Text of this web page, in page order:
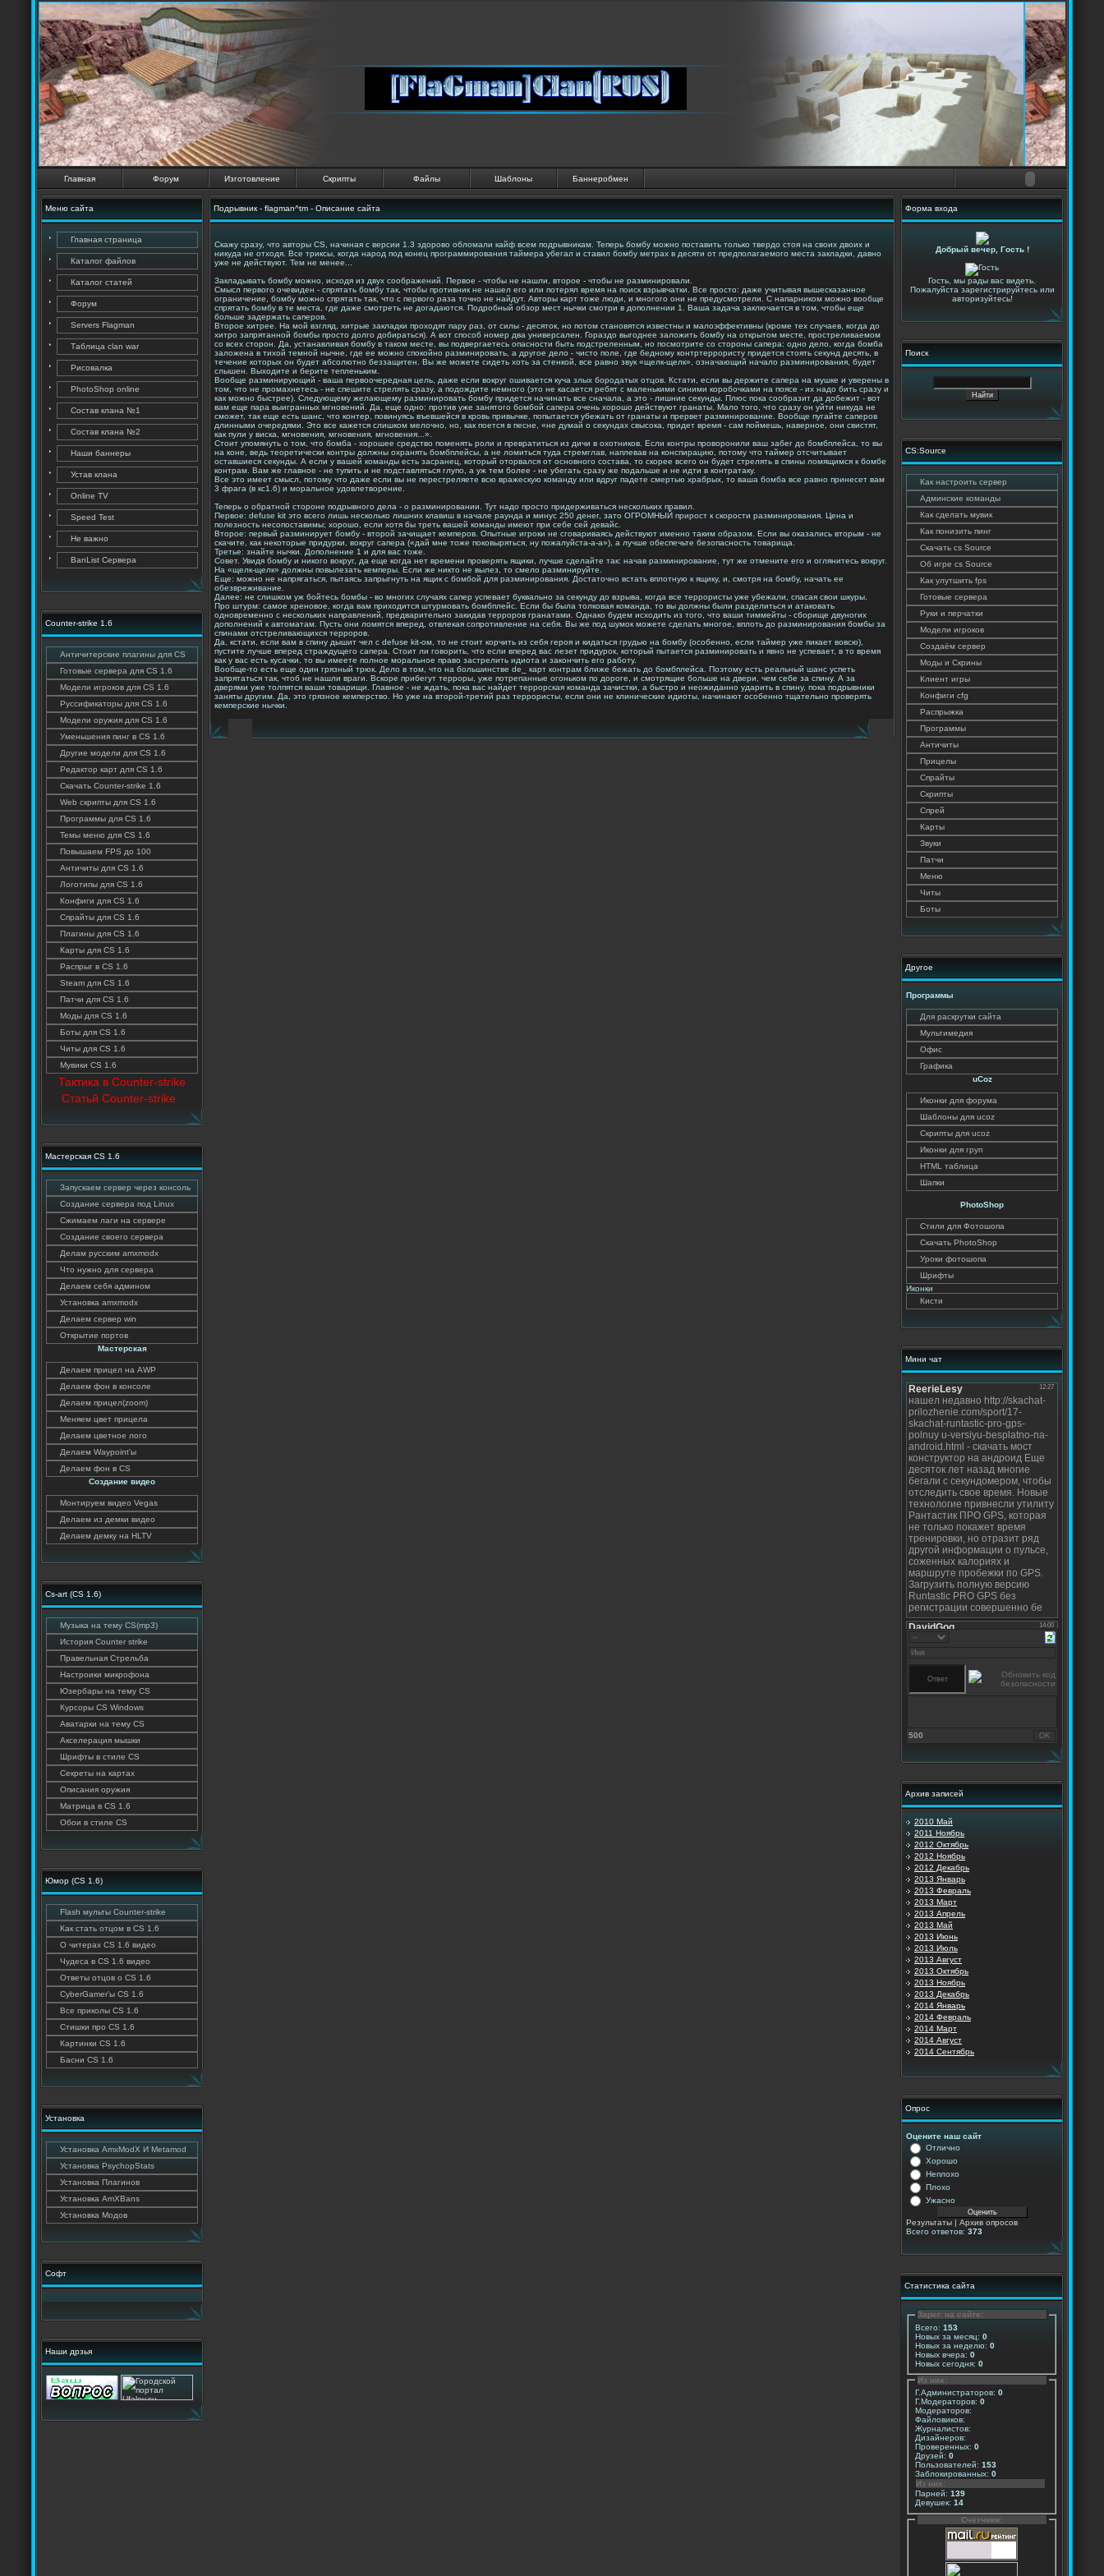
Главная Форум Изготовление Скрипты Файлы Шаблоны Баннеробмен
Меню сайта
Главная страница
Каталог файлов
Каталог статей
Форум
Servers Flagman
Таблица clan war
Рисовалка
PhotoShop online
Состав клана №1
Состав клана №2
Наши баннеры
Устав клана
Online TV
Speed Test
Не важно
BanList Сервера
Counter-strike 1.6
Античитерские плагины для CS
Готовые сервера для CS 1.6
Модели игроков для CS 1.6
Руссификаторы для CS 1.6
Модели оружия для CS 1.6
Уменьшения пинг в CS 1.6
Другие модели для CS 1.6
Редактор карт для CS 1.6
Скачать Counter-strike 1.6
Web скрипты для CS 1.6
Программы для CS 1.6
Темы меню для CS 1.6
Повышаем FPS до 100
Античиты для CS 1.6
Логотипы для CS 1.6
Конфиги для CS 1.6
Спрайты для CS 1.6
Плагины для CS 1.6
Карты для CS 1.6
Распрыг в CS 1.6
Steam для CS 1.6
Патчи для CS 1.6
Моды для CS 1.6
Боты для CS 1.6
Читы для CS 1.6
Мувики CS 1.6
Тактика в Counter-strike
Статьй Counter-strike
Мастерская CS 1.6
Запускаем сервер через консоль
Создание сервера под Linux
Сжимаем лаги на сервере
Создание своего сервера
Делам русским amxmodx
Что нужно для сервера
Делаем себя админом
Установка amxmodx
Делаем сервер win
Открытие портов
Мастерская
Делаем прицел на AWP
Делаем фон в консоле
Делаем прицел(zoom)
Меняем цвет прицела
Делаем цветное лого
Делаем Waypoint'ы
Делаем фон в CS
Создание видео
Монтируем видео Vegas
Делаем из демки видео
Делаем демку на HLTV
Cs-art (CS 1.6)
Музыка на тему CS(mp3)
История Counter strike
Правельная Стрельба
Настроики микрофона
Юзербары на тему CS
Курсоры CS Windows
Аватарки на тему CS
Акселерация мышки
Шрифты в стиле CS
Секреты на картах
Описания оружия
Матрица в CS 1.6
Обои в стиле CS
Юмор (CS 1.6)
Flash мульты Counter-strike
Как стать отцом в CS 1.6
О читерах CS 1.6 видео
Чудеса в CS 1.6 видео
Ответы отцов о CS 1.6
CyberGamer'ы CS 1.6
Все приколы CS 1.6
Стишки про CS 1.6
Картинки CS 1.6
Басни CS 1.6
Установка
Установка AmxModX И Metamod
Установка PsychopStats
Установка Плагинов
Установка AmXBans
Установка Модов
Софт
Наши дрзья
Подрывник - flagman^tm - Описание сайта
Скажу сразу, что авторы CS, начиная с версии 1.3 здорово обломали кайф всем подрывникам. Теперь бомбу можно поставить только твердо стоя на своих двоих и
никуда не отходя. Все триксы, когда народ под конец программирования таймера убегал и ставил бомбу метрах в десяти от предполагаемого места закладки, давно
уже не действуют. Тем не менее...
Закладывать бомбу можно, исходя из двух соображений. Первое - чтобы не нашли, второе - чтобы не разминировали.
Смысл первого очевиден - спрятать бомбу так, чтобы противник не нашел его или потерял время на поиск взрывчатки. Все просто: даже учитывая вышесказанное
ограничение, бомбу можно спрятать так, что с первого раза точно не найдут. Авторы карт тоже люди, и многого они не предусмотрели. С напарником можно вообще
спрятать бомбу в те места, где даже смотреть не догадаются. Подробный обзор мест нычки смотри в дополнении 1. Ваша задача заключается в том, чтобы еще
больше задержать саперов.
Второе хитрее. На мой взгляд, хитрые закладки проходят пару раз, от силы - десяток, но потом становятся известны и малоэффективны (кроме тех случаев, когда до
хитро запрятанной бомбы просто долго добираться). А вот способ номер два универсален. Гораздо выгоднее заложить бомбу на открытом месте, простреливаемом
со всех сторон. Да, устанавливая бомбу в таком месте, вы подвергаетесь опасности быть подстреленным, но посмотрите со стороны сапера: одно дело, когда бомба
заложена в тихой темной нычне, где ее можно спокойно разминировать, а другое дело - чисто поле, где бедному контртеррористу придется стоять секунд десять, в
течение которых он будет абсолютно беззащитен. Вы же можете сидеть хоть за стенкой, все равно звук «щелк-щелк», означающий начало разминирования, будет
слышен. Выходите и берите тепленьким.
Вообще разминирующий - ваша первоочередная цель, даже если вокруг ошивается куча злых бородатых отцов. Кстати, если вы держите сапера на мушке и уверены в
том, что не промахнетесь - не спешите стрелять сразу, а подождите немного (это не касается ребят с маленькими синими коробочками на поясе - их надо бить сразу и
как можно быстрее). Следующему желающему разминировать бомбу придется начинать все сначала, а это - лишние секунды. Плюс пока сообразит да добежит - вот
вам еще пара выигранных мгновений. Да, еще одно: против уже занятого бомбой сапера очень хорошо действуют гранаты. Мало того, что сразу он уйти никуда не
сможет, так еще есть шанс, что контер, повинуясь въевшейся в кровь привычке, попытается убежать от гранаты и прервет разминирование. Вообще пугайте саперов
длинными очередями. Это все кажется слишком мелочно, но, как поется в песне, «не думай о секундах свысока, придет время - сам поймешь, наверное, они свистят,
как пули у виска, мгновения, мгновения, мгновения...».
Стоит упомянуть о том, что бомба - хорошее средство поменять роли и превратиться из дичи в охотников. Если контры проворонили ваш забег до бомбплейса, то вы
на коне, ведь теоретически контры должны охранять бомбплейсы, а не ломиться туда стремглав, наплевав на конспирацию, потому что таймер отсчитывает
оставшиеся секунды. А если у вашей команды есть засранец, который оторвался от основного состава, то скорее всего он будет стрелять в спины ломящимся к бомбе
контрам. Вам же главное - не тупить и не подставляться глупо, а уж тем более - не убегать сразу же подальше и не идти в контратаку.
Все это имеет смысл, потому что даже если вы не перестреляете всю вражескую команду или вдруг падете смертью храбрых, то ваша бомба все равно принесет вам
3 фрага (в кс1.6) и моральное удовлетворение.
Теперь о обратной стороне подрывного дела - о разминировании. Тут надо просто придерживаться нескольких правил.
Первое: defuse kit это всего лишь несколько лишних клавиш в начале раунда и минус 250 денег, зато ОГРОМНЫЙ прирост к скорости разминирования. Цена и
полезность несопоставимы; хорошо, если хотя бы треть вашей команды имеют при себе сей девайс.
Второе: первый разминирует бомбу - второй зачищает кемперов. Опытные игроки не сговариваясь действуют именно таким образом. Если вы оказались вторым - не
скачите, как некоторые придурки, вокруг сапера («дай мне тоже поковыряться, ну пожалуйста-а-а»), а лучше обеспечьте безопасность товарища.
Третье: знайте нычки. Дополнение 1 и для вас тоже.
Совет. Увидя бомбу и никого вокруг, да еще когда нет времени проверять ящики, лучше сделайте так: начав разминирование, тут же отмените его и оглянитесь вокруг.
На «щелк-щелк» должны повылезать кемперы. Если же никто не вылез, то смело разминируйте.
Еще: можно не напрягаться, пытаясь запрыгнуть на ящик с бомбой для разминирования. Достаточно встать вплотную к ящику, и, смотря на бомбу, начать ее
обезвреживание.
Далее: не слишком уж бойтесь бомбы - во многих случаях сапер успевает буквально за секунду до взрыва, когда все террористы уже убежали, спасая свои шкуры.
Про штурм: самое хреновое, когда вам приходится штурмовать бомбплейс. Если бы была толковая команда, то вы должны были разделиться и атаковать
одновременно с нескольких направлений, предварительно закидав терроров гранатами. Однако будем исходить из того, что ваши тиммейты - сборище двуногих
дополнений к автоматам. Пусть они ломятся вперед, отвлекая сопротивление на себя. Вы же под шумок можете сделать многое, вплоть до разминирования бомбы за
спинами отстреливающихся терроров.
Да, кстати, если вам в спину дышит чел с defuse kit-ом, то не стоит корчить из себя героя и кидаться грудью на бомбу (особенно, если таймер уже пикает вовсю),
пустите лучше вперед страждущего сапера. Стоит ли говорить, что если вперед вас лезет придурок, который пытается разминировать и явно не успевает, в то время
как у вас есть кусачки, то вы имеете полное моральное право застрелить идиота и закончить его работу.
Вообще-то есть еще один грязный трюк. Дело в том, что на большинстве de_ карт контрам ближе бежать до бомбплейса. Поэтому есть реальный шанс успеть
запрятаться так, чтоб не нашли враги. Вскоре прибегут терроры, уже потрепанные огоньком по дороге, и смотрящие больше на двери, чем себе за спину. А за
дверями уже толпятся ваши товарищи. Главное - не ждать, пока вас найдет террорская команда зачистки, а быстро и неожиданно ударить в спину, пока подрывники
заняты другим. Да, это грязное кемперство. Но уже на второй-третий раз террористы, если они не клинические идиоты, начинают особенно тщательно проверять
кемперские нычки.
Форма входа
Добрый вечер, Гость !
Гость, мы рады вас видеть.
Пожалуйста зарегистрируйтесь или
авторизуйтесь!
Поиск
CS:Source
Как настроить сервер
Админские команды
Как сделать мувик
Как понизить пинг
Cкачать cs Source
Об игре cs Source
Как улутшить fps
Готовые сервера
Руки и перчатки
Модели игроков
Создаём сервер
Моды и Скрины
Клиент игры
Конфиги cfg
Распрыжка
Программы
Античиты
Прицелы
Спрайты
Скрипты
Спрей
Карты
Звуки
Патчи
Меню
Читы
Боты
Другое
Программы
Для раскрутки сайта
Мультимедия
Офис
Графика
uCoz
Иконки для форума
Шаблоны для ucoz
Скрипты для ucoz
Иконки для груп
HTML таблица
Шапки
PhotoShop
Стили для Фотошопа
Скачать PhotoShop
Уроки фотошопа
Шрифты
Иконки
Кисти
Мини чат
500
Архив записей
2010 Май
2011 Ноябрь
2012 Октябрь
2012 Ноябрь
2012 Декабрь
2013 Январь
2013 Февраль
2013 Март
2013 Апрель
2013 Май
2013 Июнь
2013 Июль
2013 Август
2013 Октябрь
2013 Ноябрь
2013 Декабрь
2014 Январь
2014 Февраль
2014 Март
2014 Август
2014 Сентябрь
Опрос
Оцените наш сайт
Отлично
Хорошо
Неплохо
Плохо
Ужасно
Результаты | Архив опросов
Всего ответов: 373
Статистика сайта
Зарег. на сайте:
Всего: 153
Новых за месяц: 0
Новых за неделю: 0
Новых вчера: 0
Новых сегодня: 0
Из них:
Г.Администраторов: 0
Г.Модераторов: 0
Модераторов:
Файловиков:
Журналистов:
Дизайнеров:
Проверенных: 0
Друзей: 0
Пользователей: 153
Заблокированных: 0
Из них:
Парней: 139
Девушек: 14
Счетчики: